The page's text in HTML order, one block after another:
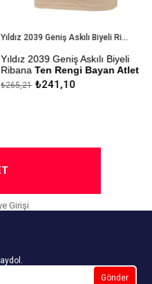
Yıldız 2039 Geniş Askılı Biyeli Ribana Ten Rengi Bayan Atlet
Geniş Askılı Biyeli
Ten Rengi Bayan Atlet
Sanfor Testi
₺241,10
Yıldız
Body
Girişi
Gönder